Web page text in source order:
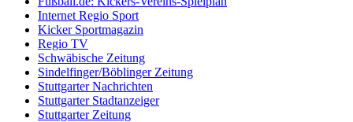
Internet Regio Sport
Kicker Sportmagazin
Regio TV
Schwäbische Zeitung
Sindelfinger/Böblinger Zeitung
Stuttgarter Nachrichten
Stuttgarter Stadtanzeiger
Stuttgarter Zeitung